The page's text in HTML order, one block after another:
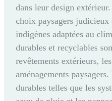
dans leur design
choix paysagers
indigènes adaptées au
durables et recyclables
revêtements extérieurs,
aménagements
durables telles que les